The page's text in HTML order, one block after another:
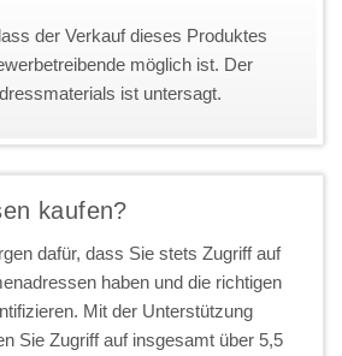
der Verkauf dieses Produktes
möglich ist. Der
ist untersagt.
kaufen?
dafür, dass Sie stets Zugriff auf
haben und die richtigen
Mit der Unterstützung
Sie Zugriff auf insgesamt über 5,5